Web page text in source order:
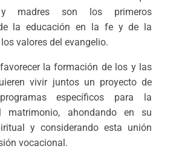
madres son los primeros
la educación en la fe y de la
valores del evangelio.
la formación de los y las
vivir juntos un proyecto de
específicos para la
matrimonio, ahondando en su
y considerando esta unión
vocacional.